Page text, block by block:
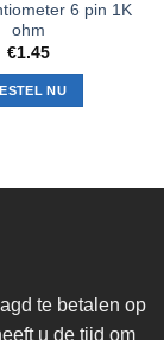
6 pin 1K
ohm
€1.45
NU
te betalen op
u de tijd om